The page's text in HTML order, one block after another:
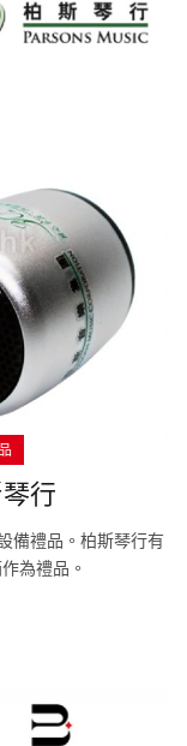
行
備禮品。柏斯琴行有
為禮品。